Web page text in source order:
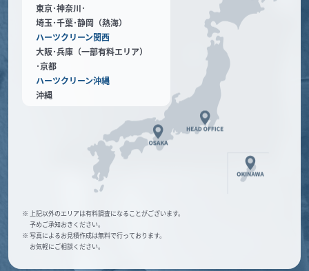
東京･神奈川･
埼玉･千葉･静岡（熱海）
ハーツクリーン関西
大阪･兵庫（一部有料エリア）
･京都
ハーツクリーン沖縄
沖縄
※ 上記以外のエリアは有料調査になることがございます。
予めご承知おきください。
※ 写真によるお見積作成は無料で行っております。
お気軽にご相談ください。